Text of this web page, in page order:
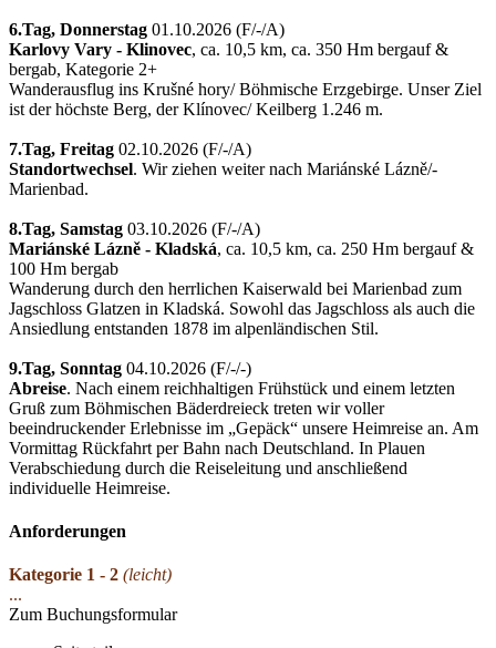
6.Tag, Donnerstag 01.10.2026 (F/­-/­A)
Karlovy Vary - Klinovec, ca. 10,5 km, ca. 350 Hm bergauf &
bergab, Kategorie 2+
Wanderausflug ins Krušné hory/­ Böhmische Erzgebirge. Unser Ziel
ist der höchste Berg, der Klínovec/­ Keilberg 1.246 m.
7.Tag, Freitag 02.10.2026 (F/­-/­A)
Standortwechsel. Wir ziehen weiter nach Mariánské Lázně/­
Marienbad.
8.Tag, Samstag 03.10.2026 (F/­-/­A)
Mariánské Lázně - Kladská, ca. 10,5 km, ca. 250 Hm bergauf &
100 Hm bergab
Wanderung durch den herrlichen Kaiserwald bei Marienbad zum
Jagschloss Glatzen in Kladská. Sowohl das Jagschloss als auch die
Ansiedlung entstanden 1878 im alpenländischen Stil.
9.Tag, Sonntag 04.10.2026 (F/­-/­-)
Abreise. Nach einem reichhaltigen Frühstück und einem letzten
Gruß zum Böhmischen Bäderdreieck treten wir voller
beeindruckender Erlebnisse im „Gepäck“ unsere Heimreise an. Am
Vormittag Rückfahrt per Bahn nach Deutschland. In Plauen
Verabschiedung durch die Reiseleitung und anschließend
individuelle Heimreise.
Anforderungen
Kategorie 1 - 2 (leicht)
...
Zum Buchungsformular